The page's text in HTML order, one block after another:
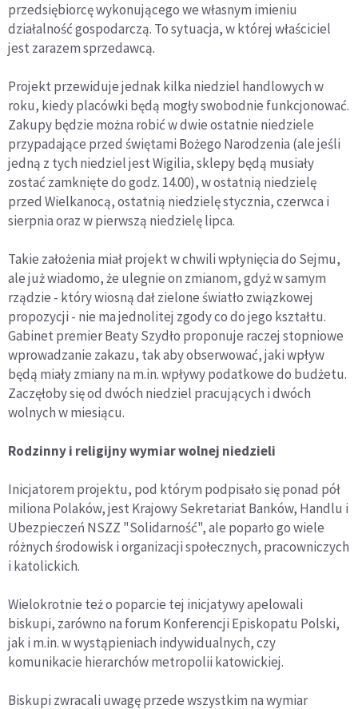
przedsiębiorcę wykonującego we własnym imieniu
działalność gospodarczą. To sytuacja, w której właściciel
jest zarazem sprzedawcą.
Projekt przewiduje jednak kilka niedziel handlowych w
roku, kiedy placówki będą mogły swobodnie funkcjonować.
Zakupy będzie można robić w dwie ostatnie niedziele
przypadające przed świętami Bożego Narodzenia (ale jeśli
jedną z tych niedziel jest Wigilia, sklepy będą musiały
zostać zamknięte do godz. 14.00), w ostatnią niedzielę
przed Wielkanocą, ostatnią niedzielę stycznia, czerwca i
sierpnia oraz w pierwszą niedzielę lipca.
Takie założenia miał projekt w chwili wpłynięcia do Sejmu,
ale już wiadomo, że ulegnie on zmianom, gdyż w samym
rządzie - który wiosną dał zielone światło związkowej
propozycji - nie ma jednolitej zgody co do jego kształtu.
Gabinet premier Beaty Szydło proponuje raczej stopniowe
wprowadzanie zakazu, tak aby obserwować, jaki wpływ
będą miały zmiany na m.in. wpływy podatkowe do budżetu.
Zaczęłoby się od dwóch niedziel pracujących i dwóch
wolnych w miesiącu.
Rodzinny i religijny wymiar wolnej niedzieli
Inicjatorem projektu, pod którym podpisało się ponad pół
miliona Polaków, jest Krajowy Sekretariat Banków, Handlu i
Ubezpieczeń NSZZ "Solidarność", ale poparło go wiele
różnych środowisk i organizacji społecznych, pracowniczych
i katolickich.
Wielokrotnie też o poparcie tej inicjatywy apelowali
biskupi, zarówno na forum Konferencji Episkopatu Polski,
jak i m.in. w wystąpieniach indywidualnych, czy
komunikacie hierarchów metropolii katowickiej.
Biskupi zwracali uwagę przede wszystkim na wymiar